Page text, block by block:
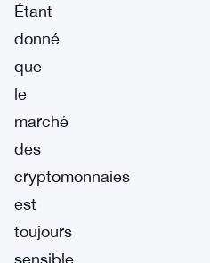
Étant
donné
que
le
marché
des
cryptomonnaies
est
toujours
sensible